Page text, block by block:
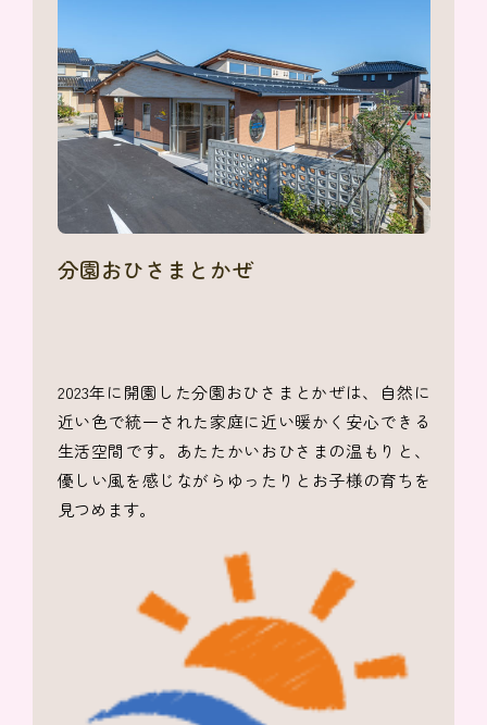
分園おひさまとかぜ
2023年に開園した分園おひさまとかぜは、自然に
近い色で統一された家庭に近い暖かく安心できる
生活空間です。あたたかいおひさまの温もりと、
優しい風を感じながらゆったりとお子様の育ちを
見つめます。